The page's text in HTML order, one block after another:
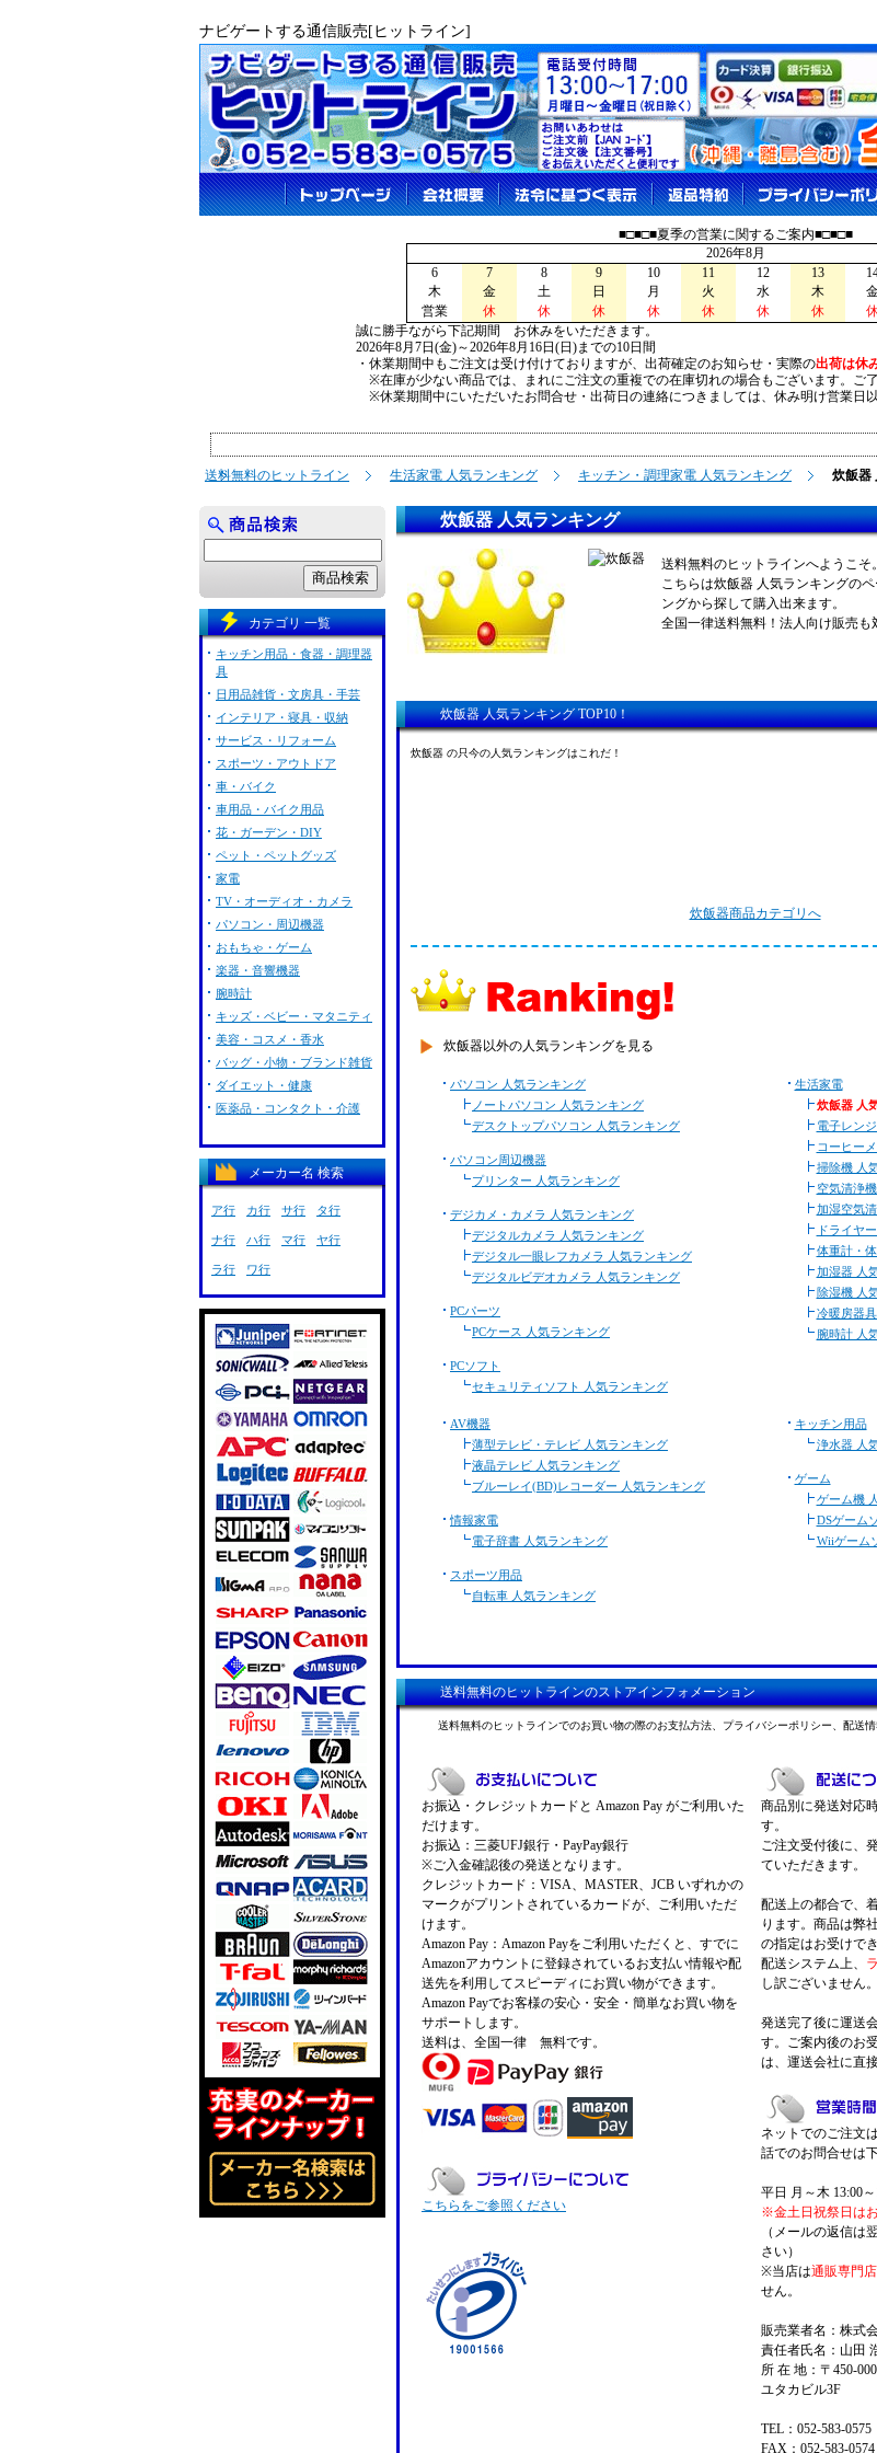
ナビゲートする通信販売[ヒットライン]
■□■□■夏季の営業に関するご案内■□■□■
2026年8月
6
7 8 9 10 11 12 13
木
金 土 日 月 火 水 木
営業
休 休 休 休 休 休 休
誠に勝手ながら下記期間 お休みをいただきます。
2026年8月7日(金)～2026年8月16日(日)までの10日間
・休業期間中もご注文は受け付けておりますが、出荷確定のお知らせ・実際の出荷は休
※在庫が少ない商品では、まれにご注文の重複での在庫切れの場合もございます。ご了
※休業期間中にいただいたお問合せ・出荷日の連絡につきましては、休み明け営業日
送料無料のヒットライン 生活家電 人気ランキング キッチン・調理家電 人気ランキング 炊飯器
炊飯器 人気ランキング
送料無料のヒットラインへようこそ。
こちらは炊飯器 人気ランキングの
ングから探して購入出来ます。
全国一律送料無料！法人向け販売も
炊飯器 人気ランキング TOP10！
炊飯器 の只今の人気ランキングはこれだ！
炊飯器商品カテゴリへ
炊飯器以外の人気ランキングを見る
パソコン 人気ランキング
ノートパソコン 人気ランキング
デスクトップパソコン 人気ランキング
パソコン周辺機器
プリンター 人気ランキング
デジカメ・カメラ 人気ランキング
デジタルカメラ 人気ランキング
デジタル一眼レフカメラ 人気ランキング
デジタルビデオカメラ 人気ランキング
PCパーツ
PCケース 人気ランキング
PCソフト
セキュリティソフト 人気ランキング
生活家電
炊飯器 人
電子レン
コーヒー
掃除機 人
空気清浄
加湿空気
ドライヤ
体重計・
加湿器 人
除湿機 人
冷暖房器
腕時計 人
AV機器
薄型テレビ・テレビ 人気ランキング
液晶テレビ 人気ランキング
ブルーレイ(BD)レコーダー 人気ランキング
情報家電
電子辞書 人気ランキング
スポーツ用品
自転車 人気ランキング
キッチン用品
浄水器 人
ゲーム
ゲーム機
DSゲーム
Wiiゲーム
送料無料のヒットラインのストアインフォメーション
送料無料のヒットラインでのお買い物の際のお支払方法、プライバシーポリシー、配送
お振込・クレジットカードと Amazon Pay がご利用いた
だけます。
お振込：三菱UFJ銀行・PayPay銀行
※ご入金確認後の発送となります。
クレジットカード：VISA、MASTER、JCB いずれかの
マークがプリントされているカードが、ご利用いただ
けます。
Amazon Pay：Amazon Payをご利用いただくと、すでに
Amazonアカウントに登録されているお支払い情報や配
送先を利用してスピーディにお買い物ができます。
Amazon Payでお客様の安心・安全・簡単なお買い物を
サポートします。
送料は、全国一律 無料です。
こちらをご参照ください
商品別に発送対応
す。
ご注文受付後に、
ていただきます。
配送上の都合で、
ります。商品は弊
の指定はお受けでき
配送システム上、
し訳ございません。
発送完了後に運送
す。ご案内後のお
は、運送会社に直
ネットでのご注文
話でのお問合せは
平日 月～木 13:00～
※金土日祝祭日は
（メールの返信は
さい）
※当店は通販専門店
せん。
販売業者名：株式
責任者氏名：山田
所 在 地：〒450-
ユタカビル3F
TEL：052-583-0575
FAX：052-583-0574
カテゴリ 一覧
キッチン用品・食器・調理器
具
日用品雑貨・文房具・手芸
インテリア・寝具・収納
サービス・リフォーム
スポーツ・アウトドア
車・バイク
車用品・バイク用品
花・ガーデン・DIY
ペット・ペットグッズ
家電
TV・オーディオ・カメラ
パソコン・周辺機器
おもちゃ・ゲーム
楽器・音響機器
腕時計
キッズ・ベビー・マタニティ
美容・コスメ・香水
バッグ・小物・ブランド雑貨
ダイエット・健康
医薬品・コンタクト・介護
メーカー名 検索
ア行 カ行 サ行 タ行
ナ行 ハ行 マ行 ヤ行
ラ行 ワ行